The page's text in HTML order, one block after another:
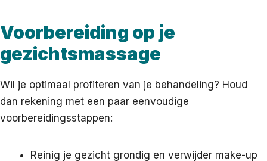
Voorbereiding op je
gezichtsmassage
Wil je optimaal profiteren van je behandeling? Houd
dan rekening met een paar eenvoudige
voorbereidingsstappen:
Reinig je gezicht grondig en verwijder make-up